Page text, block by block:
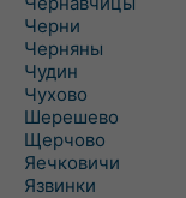
Черни
Черняны
Чудин
Чухово
Шерешево
Щерчово
Яечковичи
Язвинки